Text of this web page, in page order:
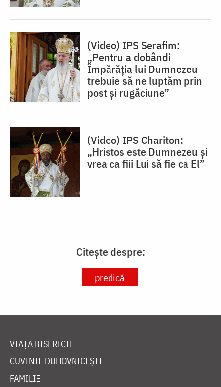
(Video) IPS Serafim:
„Pentru a dobândi
Împărăția lui Dumnezeu
trebuie să ne luptăm prin
post și rugăciune”
(Video) IPS Chariton:
„Hristos este Dumnezeu și
vrea ca fiii Lui să fie ca El”
Citește despre:
predică
VIAȚA BISERICII
CUVINTE DUHOVNICEȘTI
FAMILIE